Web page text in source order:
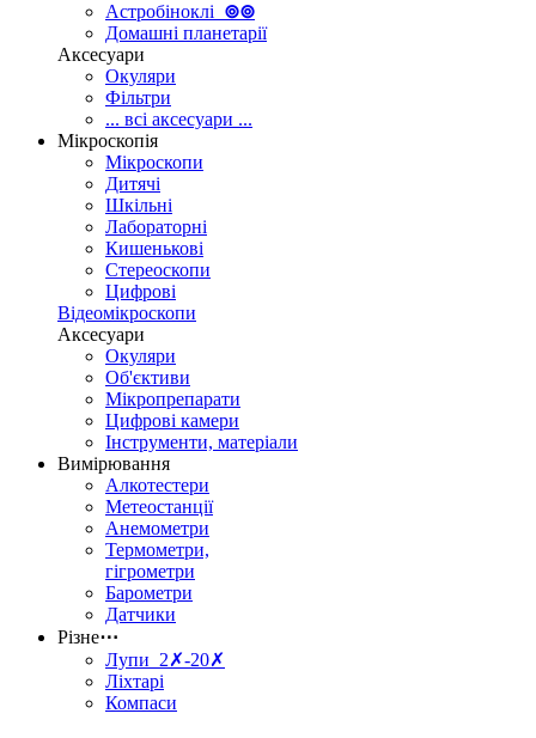
Астробіноклі ⊚⊚
Домашні планетарії
Аксесуари
Окуляри
Фільтри
... всі аксесуари ...
Мікроскопія
Мікроскопи
Дитячі
Шкільні
Лабораторні
Кишенькові
Стереоскопи
Цифрові
Відеомікроскопи
Аксесуари
Окуляри
Об'єктиви
Мікропрепарати
Цифрові камери
Інструменти, матеріали
Вимірювання
Алкотестери
Метеостанції
Анемометри
Термометри,
гігрометри
Барометри
Датчики
Різне⋯
Лупи 2✗-20✗
Ліхтарі
Компаси